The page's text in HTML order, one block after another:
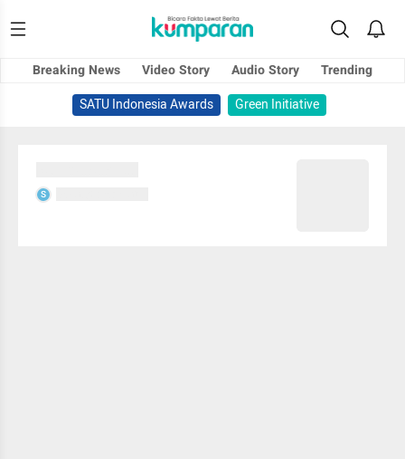
Breaking News Video Story Audio Story
Trending
SATU Indonesia Awards
Green Initiative
S